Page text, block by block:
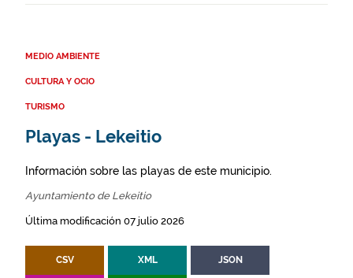
MEDIO AMBIENTE
CULTURA Y OCIO
TURISMO
Playas - Lekeitio
Información sobre las playas de este municipio.
Ayuntamiento de Lekeitio
Última modificación 07 julio 2026
CSV XML JSON